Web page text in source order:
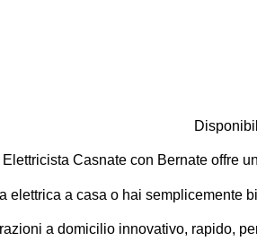
Elettricista Casnate con Bernate offre
elettrica a casa o hai semplicemente
a domicilio innovativo, rapido,